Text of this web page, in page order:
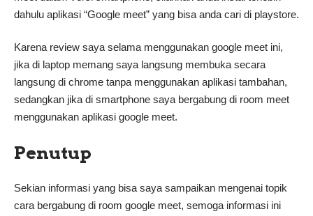
dahulu aplikasi “Google meet” yang bisa anda cari di playstore.
Karena review saya selama menggunakan google meet ini,
jika di laptop memang saya langsung membuka secara
langsung di chrome tanpa menggunakan aplikasi tambahan,
sedangkan jika di smartphone saya bergabung di room meet
menggunakan aplikasi google meet.
Penutup
Sekian informasi yang bisa saya sampaikan mengenai topik
cara bergabung di room google meet, semoga informasi ini